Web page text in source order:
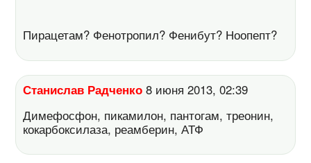
Пирацетам? Фенотропил? Фенибут? Ноопепт?
Станислав Радченко 8 июня 2013, 02:39
Димефосфон, пикамилон, пантогам, треонин,
кокарбоксилаза, реамберин, АТФ